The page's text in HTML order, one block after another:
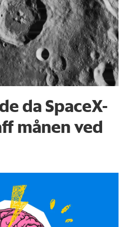
da SpaceX-
månen ved